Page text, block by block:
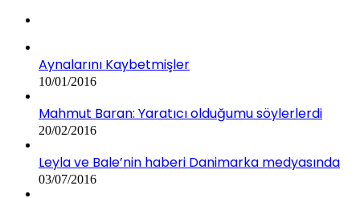
Aynalarını Kaybetmişler
10/01/2016
Mahmut Baran: Yaratıcı olduğumu söylerlerdi
20/02/2016
Leyla ve Bale’nin haberi Danimarka medyasında
03/07/2016